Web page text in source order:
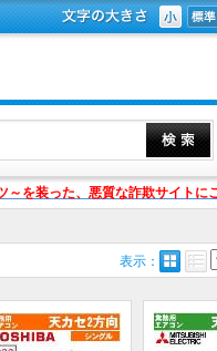
を装った、悪質な詐欺サイトに
表示：